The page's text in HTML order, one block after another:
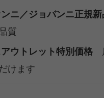
ニ／ジョバンニ正規新
質
ウトレット特別価格
けます